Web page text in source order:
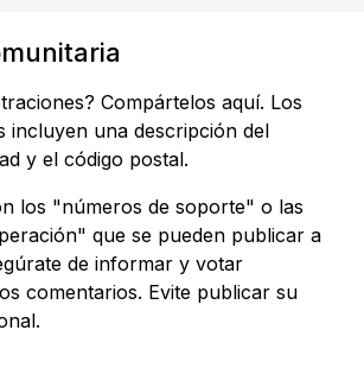
Compártelos aquí. Los
incluyen una descripción del
y el código postal.
los "números de soporte" o las
que se pueden publicar a
de informar y votar
comentarios. Evite publicar su